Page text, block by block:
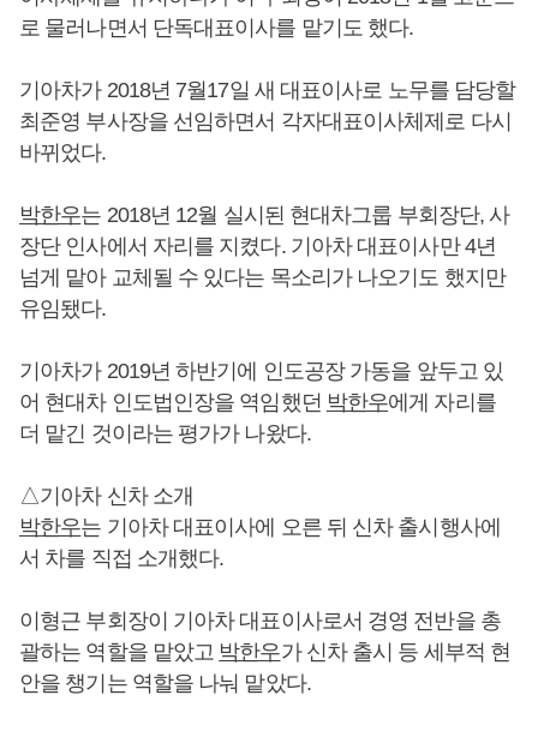
로 물러나면서 단독대표이사를 맡기도 했다.
기아차가 2018년 7월17일 새 대표이사로 노무를 담당할
최준영 부사장을 선임하면서 각자대표이사체제로 다시
바뀌었다.
박한우는 2018년 12월 실시된 현대차그룹 부회장단, 사
장단 인사에서 자리를 지켰다. 기아차 대표이사만 4년
넘게 맡아 교체될 수 있다는 목소리가 나오기도 했지만
유임됐다.
기아차가 2019년 하반기에 인도공장 가동을 앞두고 있
어 현대차 인도법인장을 역임했던 박한우에게 자리를
더 맡긴 것이라는 평가가 나왔다.
△기아차 신차 소개
박한우는 기아차 대표이사에 오른 뒤 신차 출시행사에
서 차를 직접 소개했다.
이형근 부회장이 기아차 대표이사로서 경영 전반을 총
괄하는 역할을 맡았고 박한우가 신차 출시 등 세부적 현
안을 챙기는 역할을 나눠 맡았다.